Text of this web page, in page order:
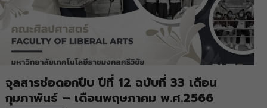
จุลสารช่อดอกปีบ ปีที่ 12 ฉบับที่ 33 เดือน
กุมภาพันธ์ – เดือนพฤษภาคม พ.ศ.2566